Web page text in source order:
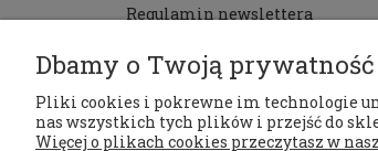
Regulamin newslettera
Polityka prywatności
RODO
Dbamy o Twoją prywatność
Pliki cookies i pokrewne im technologie
nas wszystkich tych plików i przejść do
Więcej o plikach cookies przeczytasz w